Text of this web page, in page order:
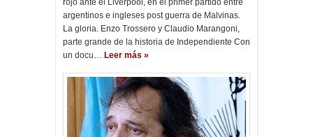
rojo ante el Liverpool, en el primer partido entre
argentinos e ingleses post guerra de Malvinas.
La gloria. Enzo Trossero y Claudio Marangoni,
parte grande de la historia de Independiente Con
un docu… Leer más »